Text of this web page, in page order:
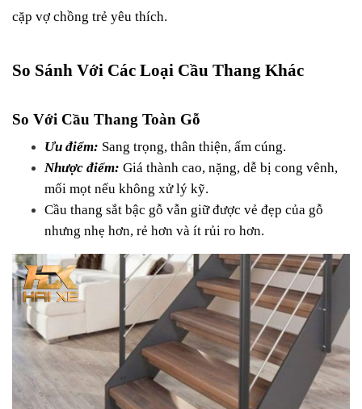
cặp vợ chồng trẻ yêu thích.
So Sánh Với Các Loại Cầu Thang Khác
So Với Cầu Thang Toàn Gỗ
Ưu điểm: Sang trọng, thân thiện, ấm cúng.
Nhược điểm: Giá thành cao, nặng, dễ bị cong vênh,
mối mọt nếu không xử lý kỹ.
Cầu thang sắt bậc gỗ vẫn giữ được vẻ đẹp của gỗ
nhưng nhẹ hơn, rẻ hơn và ít rủi ro hơn.